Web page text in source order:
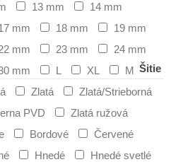
13 mm
14 mm
mm 18 mm
19 mm
mm 23 mm
24 mm
mm L XL
M
Zlatá
Zlatá/Strieborná
PVD
Zlatá ružová
Šitie
Bordové
Červené
Hnedé
Hnedé svetlé